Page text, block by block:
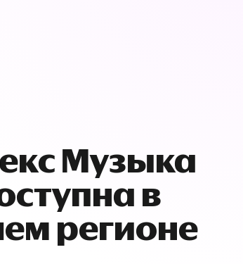
Музыка
в
регионе